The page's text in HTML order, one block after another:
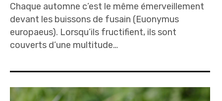
Chaque automne c’est le même émerveillement
devant les buissons de fusain (Euonymus
europaeus). Lorsqu’ils fructifient, ils sont
couverts d’une multitude…